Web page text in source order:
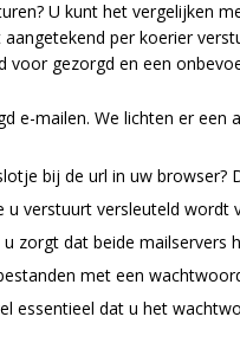
U kunt het vergelijken
per koerier
gezorgd en een
e-mailen. We lichten er een
bij de url in uw
verstuurt versleuteld
zorgt dat beide
met een
essentieel dat u het